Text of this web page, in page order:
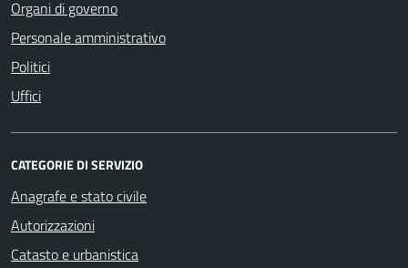
Organi di governo
Personale amministrativo
Politici
Uffici
CATEGORIE DI SERVIZIO
Anagrafe e stato civile
Autorizzazioni
Catasto e urbanistica